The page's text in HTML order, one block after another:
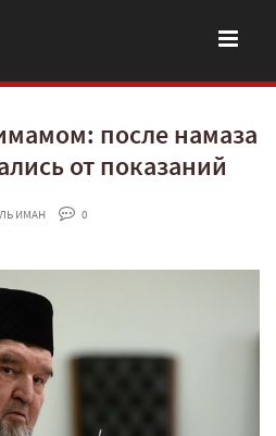
после намаза
от показаний
ИМАН
0